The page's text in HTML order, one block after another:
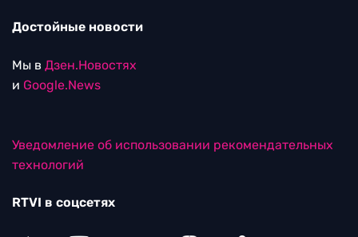
Достойные новости
Мы в Дзен.Новостях
и Google.News
Уведомление об использовании рекомендательных
технологий
RTVI в соцсетях